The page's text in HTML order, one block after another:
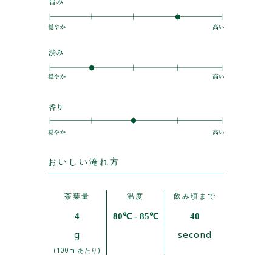
おいしい淹れ方
茶葉量
4
g
(100mlあたり)
温度
80℃ - 85℃
飲み頃まで
40
second